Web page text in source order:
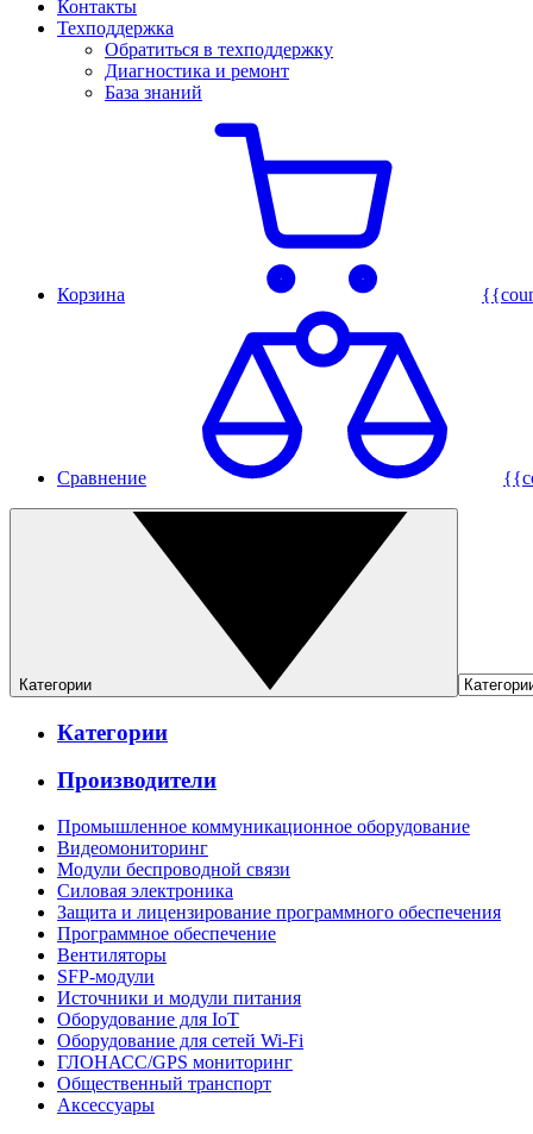
Контакты
Техподдержка
Обратиться в техподдержку
Диагностика и ремонт
База знаний
Корзина
Сравнение
Категории
Категории
Производители
Промышленное коммуникационное оборудование
Видеомониторинг
Модули беспроводной связи
Силовая электроника
Защита и лицензирование программного обеспечения
Программное обеспечение
Вентиляторы
SFP-модули
Источники и модули питания
Оборудование для IoT
Оборудование для сетей Wi-Fi
ГЛОНАСС/GPS мониторинг
Общественный транспорт
Аксессуары